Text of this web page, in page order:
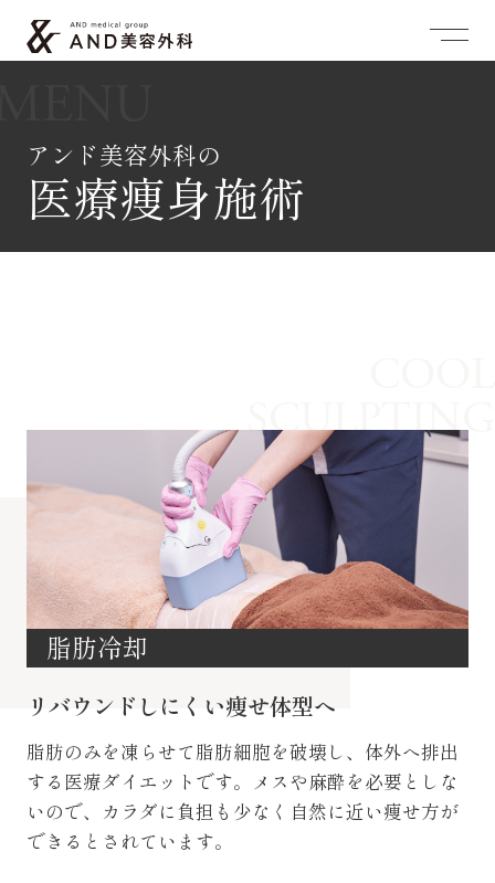
アンド美容外科の
医療痩身施術
SCULPTING
脂肪冷却
リバウンドしにくい痩せ体型へ
脂肪のみを凍らせて脂肪細胞を破壊し、体外へ排出
する医療ダイエットです。メスや麻酔を必要としな
いので、カラダに負担も少なく自然に近い痩せ方が
できるとされています。